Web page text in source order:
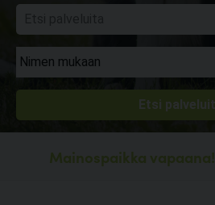
Mainospaikka vapaana!